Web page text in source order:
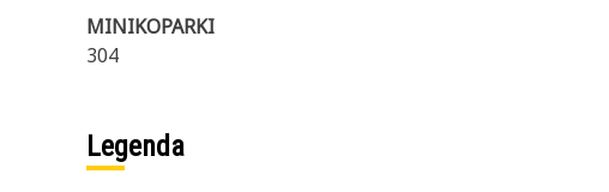
MINIKOPARKI
304
Legenda